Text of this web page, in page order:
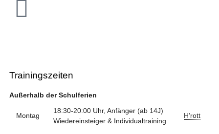
Trainingszeiten
Außerhalb der Schulferien
Montag
18:30-20:00 Uhr, Anfänger (ab 14J)
Wiedereinsteiger & Individualtraining
H’rott